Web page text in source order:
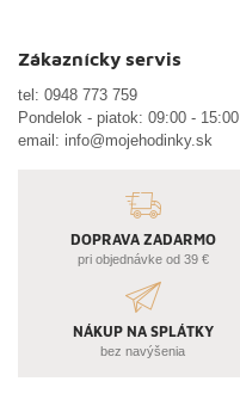
Zákaznícky servis
tel: 0948 773 759
Pondelok - piatok: 09:00 - 15:00
email: info@mojehodinky.sk
DOPRAVA ZADARMO
pri objednávke od 39 €
NÁKUP NA SPLÁTKY
bez navýšenia